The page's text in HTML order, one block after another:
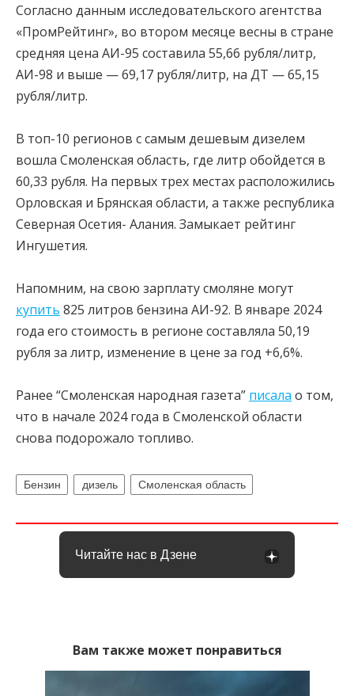
Согласно данным исследовательского агентства
«ПромРейтинг», во втором месяце весны в стране
средняя цена АИ-95 составила 55,66 рубля/литр,
АИ-98 и выше — 69,17 рубля/литр, на ДТ — 65,15
рубля/литр.
В топ-10 регионов с самым дешевым дизелем
вошла Смоленская область, где литр обойдется в
60,33 рубля. На первых трех местах расположились
Орловская и Брянская области, а также республика
Северная Осетия- Алания. Замыкает рейтинг
Ингушетия.
Напомним, на свою зарплату смоляне могут
купить 825 литров бензина АИ-92. В январе 2024
года его стоимость в регионе составляла 50,19
рубля за литр, изменение в цене за год +6,6%.
Ранее “Смоленская народная газета” писала о том,
что в начале 2024 года в Смоленской области
снова подорожало топливо.
Бензин дизель Смоленская область
Читайте нас в Дзене
Вам также может понравиться